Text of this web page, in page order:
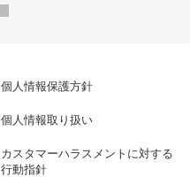
個人情報保護方針
個人情報取り扱い
カスタマーハラスメントに対する
行動指針